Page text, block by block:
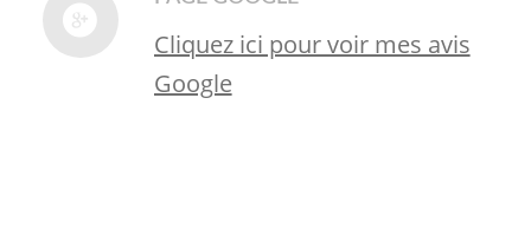
Cliquez ici pour voir mes avis
Google